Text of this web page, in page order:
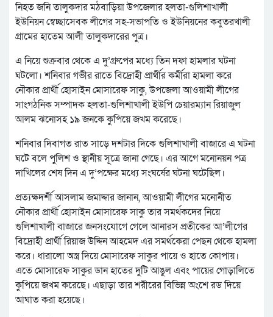
নিহত জনি তালুকদার মঠবাড়িয়া উপজেলার হলতা-গুলিশাখালী
ইউনিয়ন স্বেচ্ছাসেবক লীগের সহ-সভাপতি ও ইউনিয়নের কবুতরখালী
গ্রামের হাতেম আলী তালুকদারের পুত্র।
এ নিয়ে শুক্রবার থেকে এ দু’গ্রুপের মধ্যে তিন দফা হামলার ঘটনা
ঘটলো। শনিবার গভীর রাতে বিদ্রোহী প্রার্থীর কর্মীরা হামলা করে
নৌকার প্রার্থী হোসাইন মোসারেফ সাকু, উপজেলা আওয়ামী লীগের
সাংগঠনিক সম্পাদক হলতা-গুলিশাখালী ইউপি চেয়ারম্যান রিয়াজুল
আলম ঝনোসহ ১৯ জনকে কুপিয়ে জখম করেছে।
শনিবার দিবাগত রাত সাড়ে দশটার দিকে গুলিশাখালী বাজারে এ ঘটনা
ঘটে বলে পুলিশ ও স্থানীয় সূত্রে জানা গেছে। এর আগে মনোনয়ন পত্র
দাখিলের শেষ দিন এ দু’পক্ষের মধ্যে সংঘর্ষের ঘটনা ঘটেছিল।
প্রত্যক্ষদর্শী আসলাম জমাদ্দার জানান, আওয়ামী লীগের মনোনীত
নৌকার প্রার্থী হোসাইন মোসারেফ সাকু তার সমর্থকদের নিয়ে
গুলিশাখালী বাজারে জনসংযোগে গেলে আনারস প্রতীকের আ’লীগের
বিদ্রোহী প্রার্থী রিয়াজ উদ্দিন আহমেদ এর সমর্থকেরা পেছন থেকে হামলা
করে। ধারালো অস্ত্র দিয়ে মোসারেফ সাকুর পায়ে ও হাতে কোপায়।
এতে মোসারেফ সাকুর ডান হাতের দুটি আঙুল এবং পায়ের গোড়ালিতে
কুপিয়ে জখম করেছে। এছাড়া তার শরীরের বিভিন্ন অংশে রড দিয়ে
আঘাত করা হয়েছে।